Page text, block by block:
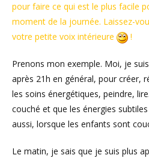
pour faire ce qui est le plus facile
moment de la journée. Laissez-
votre petite voix intérieure
!
Prenons mon exemple. Moi, je
après 21h en général, pour créer,
les soins énergétiques, peindre,
couché et que les énergies
aussi, lorsque les enfants sont
Le matin, je sais que je suis plus